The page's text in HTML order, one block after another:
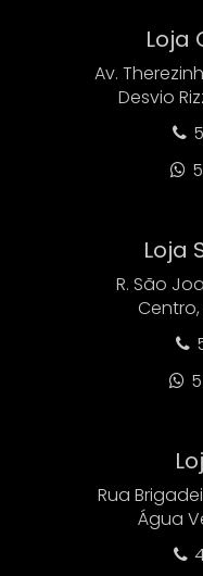
Loja
Av.
Desvio


Loja
R. São


Rua
Água
